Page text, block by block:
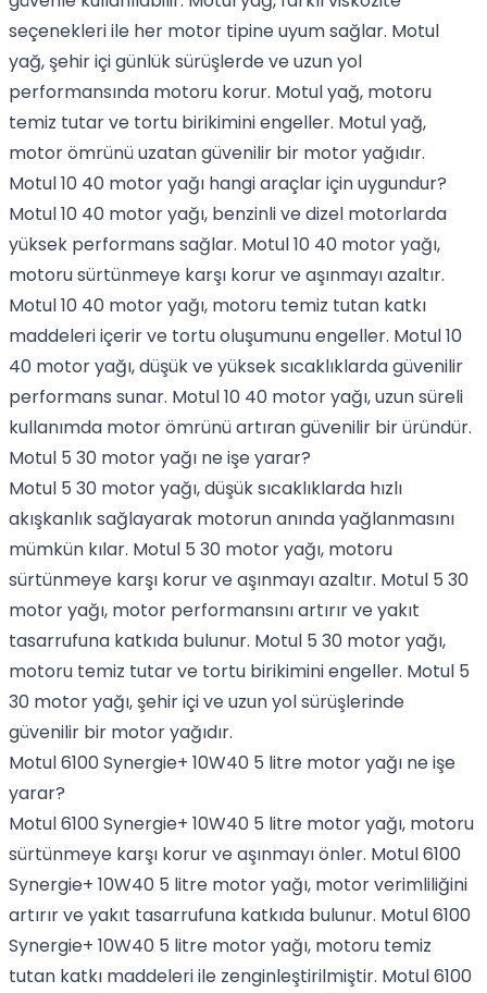
seçenekleri ile her motor tipine uyum sağlar. Motul
yağ, şehir içi günlük sürüşlerde ve uzun yol
performansında motoru korur. Motul yağ, motoru
temiz tutar ve tortu birikimini engeller. Motul yağ,
motor ömrünü uzatan güvenilir bir motor yağıdır.
Motul 10 40 motor yağı hangi araçlar için uygundur?
Motul 10 40 motor yağı, benzinli ve dizel motorlarda
yüksek performans sağlar. Motul 10 40 motor yağı,
motoru sürtünmeye karşı korur ve aşınmayı azaltır.
Motul 10 40 motor yağı, motoru temiz tutan katkı
maddeleri içerir ve tortu oluşumunu engeller. Motul 10
40 motor yağı, düşük ve yüksek sıcaklıklarda güvenilir
performans sunar. Motul 10 40 motor yağı, uzun süreli
kullanımda motor ömrünü artıran güvenilir bir üründür.
Motul 5 30 motor yağı ne işe yarar?
Motul 5 30 motor yağı, düşük sıcaklıklarda hızlı
akışkanlık sağlayarak motorun anında yağlanmasını
mümkün kılar. Motul 5 30 motor yağı, motoru
sürtünmeye karşı korur ve aşınmayı azaltır. Motul 5 30
motor yağı, motor performansını artırır ve yakıt
tasarrufuna katkıda bulunur. Motul 5 30 motor yağı,
motoru temiz tutar ve tortu birikimini engeller. Motul 5
30 motor yağı, şehir içi ve uzun yol sürüşlerinde
güvenilir bir motor yağıdır.
Motul 6100 Synergie+ 10W40 5 litre motor yağı ne işe
yarar?
Motul 6100 Synergie+ 10W40 5 litre motor yağı, motoru
sürtünmeye karşı korur ve aşınmayı önler. Motul 6100
Synergie+ 10W40 5 litre motor yağı, motor verimliliğini
artırır ve yakıt tasarrufuna katkıda bulunur. Motul 6100
Synergie+ 10W40 5 litre motor yağı, motoru temiz
tutan katkı maddeleri ile zenginleştirilmiştir. Motul 6100